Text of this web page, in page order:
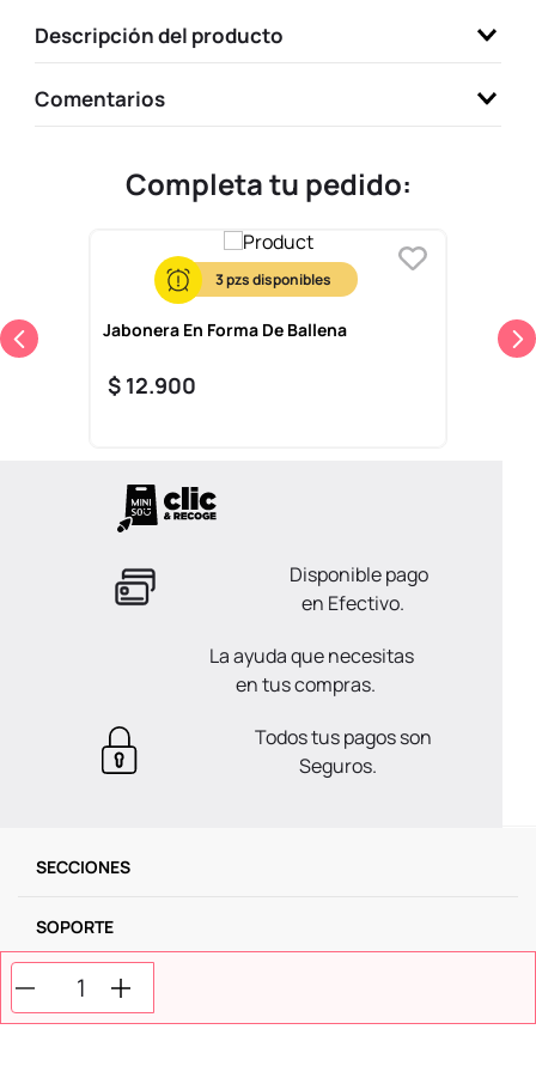
Descripción del producto
Comentarios
Completa tu pedido:
3
Jabonera En Forma De Ballena
$ 12.900
Disponible pago
en Efectivo.
La ayuda que necesitas
en tus compras.
Todos tus pagos son
Seguros.
SECCIONES
SOPORTE
SERVICIOS
9.
one piece